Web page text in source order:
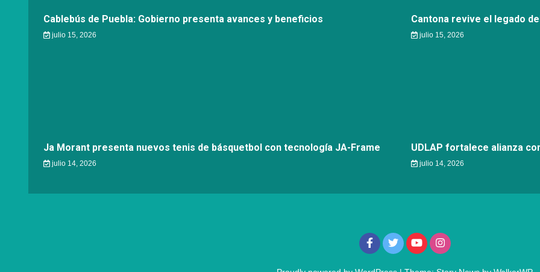
Cablebús de Puebla: Gobierno presenta avances y beneficios
julio 15, 2026
Cantona revive el legado
julio 15, 2026
Ja Morant presenta nuevos tenis de básquetbol con tecnología JA-Frame
julio 14, 2026
UDLAP fortalece alianza
julio 14, 2026